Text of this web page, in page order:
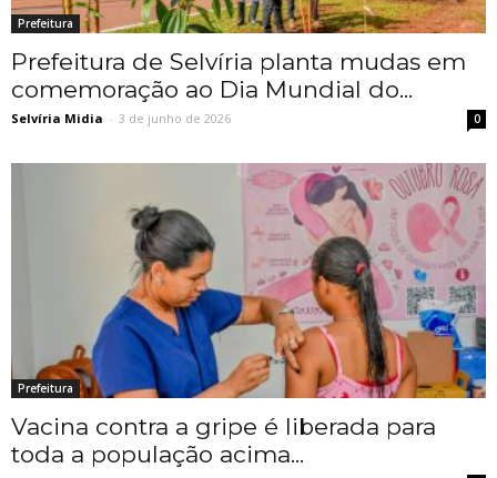
Prefeitura
Prefeitura de Selvíria planta mudas em
comemoração ao Dia Mundial do...
Selvíria Midia - 3 de junho de 2026 0
Prefeitura
Vacina contra a gripe é liberada para
toda a população acima...